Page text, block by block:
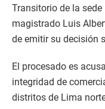
Transitorio de la
magistrado Luis
de emitir su decisión
El procesado es
integridad de
distritos de Lima